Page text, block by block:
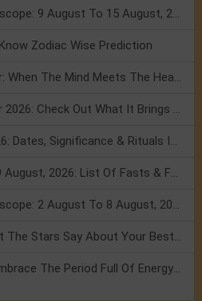
Zodiac Wise Prediction